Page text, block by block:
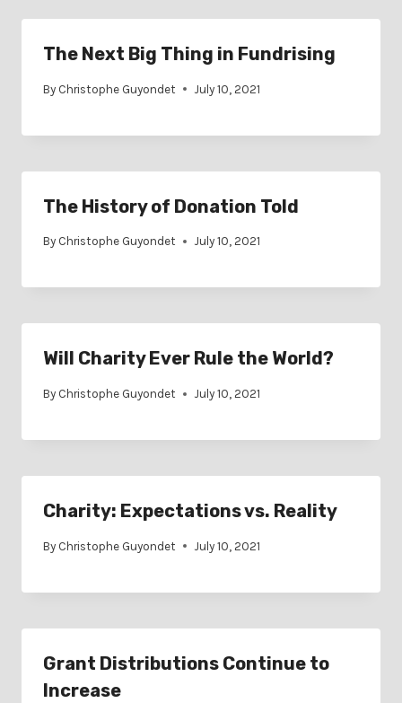
The Next Big Thing in Fundrising
By Christophe Guyondet July 10, 2021
The History of Donation Told
By Christophe Guyondet July 10, 2021
Will Charity Ever Rule the World?
By Christophe Guyondet July 10, 2021
Charity: Expectations vs. Reality
By Christophe Guyondet July 10, 2021
Grant Distributions Continue to
Increase